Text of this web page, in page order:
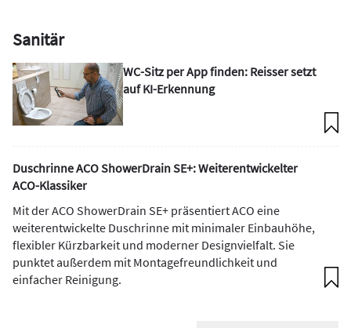
Sanitär
WC-Sitz per App finden: Reisser setzt
auf KI-Erkennung
Duschrinne ACO ShowerDrain SE+: Weiterentwickelter
ACO-Klassiker
Mit der ACO ShowerDrain SE+ präsentiert ACO eine
weiterentwickelte Duschrinne mit minimaler Einbauhöhe,
flexibler Kürzbarkeit und moderner Designvielfalt. Sie
punktet außerdem mit Montagefreundlichkeit und
einfacher Reinigung.